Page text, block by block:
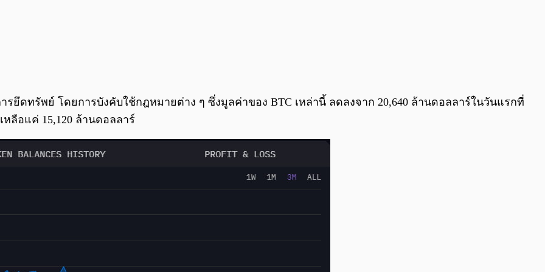
รยึดทรัพย์ โดยการบังคับใช้กฎหมายต่าง ๆ ซึ่งมูลค่าของ BTC เหล่านี้ ลดลงจาก 20,640 ล้านดอลลาร์ในวันแรกที่
หลือแค่ 15,120 ล้านดอลลาร์